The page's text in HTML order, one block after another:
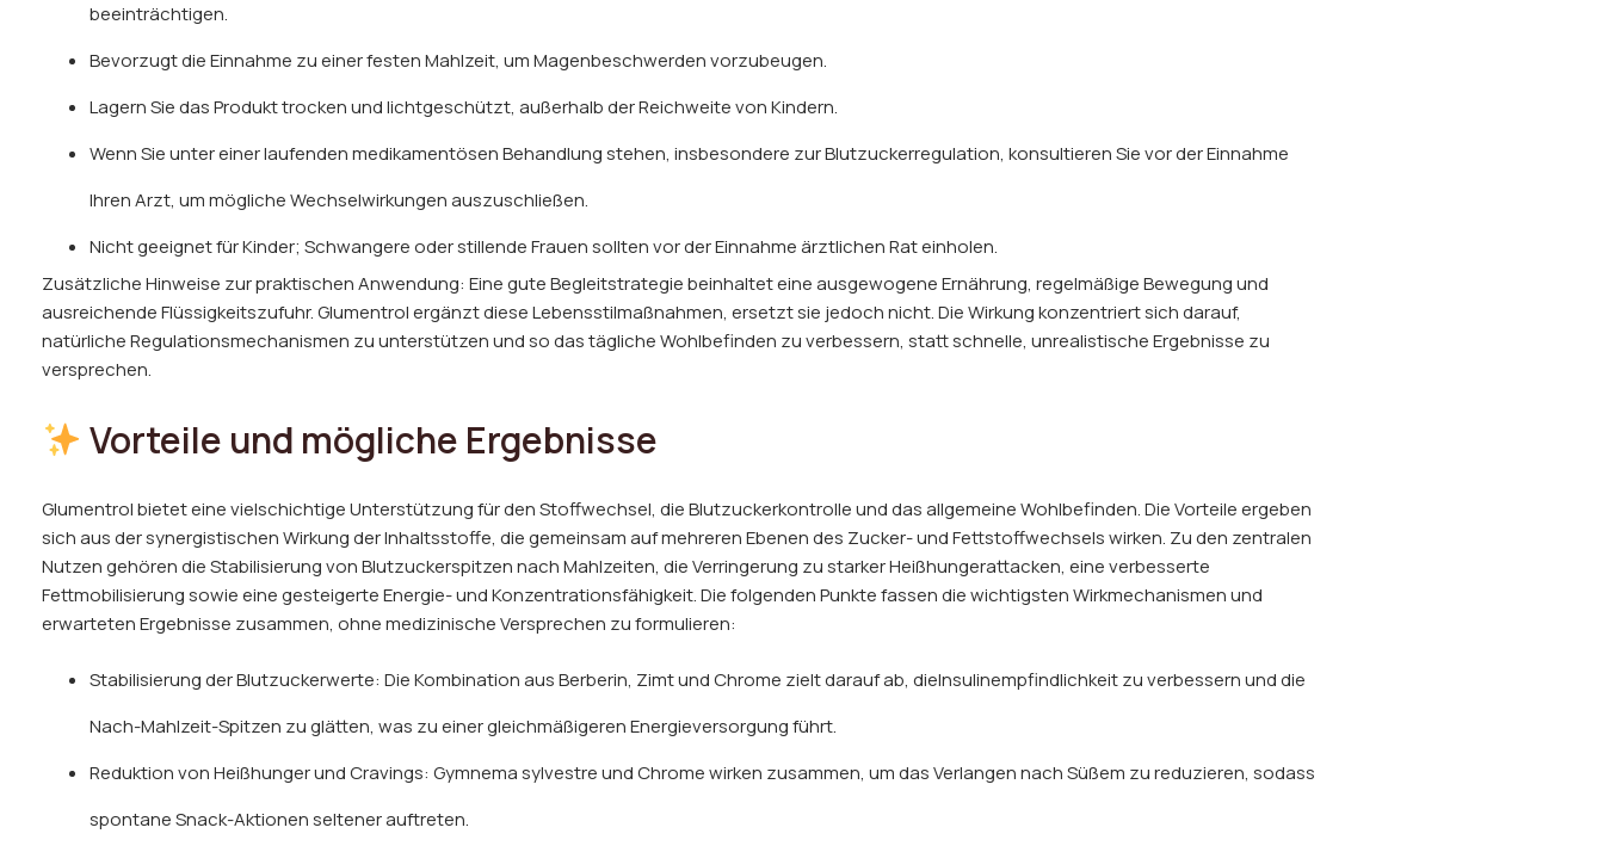
beeinträchtigen.
Bevorzugt die Einnahme zu einer festen Mahlzeit, um Magenbeschwerden vorzubeugen.
Lagern Sie das Produkt trocken und lichtgeschützt, außerhalb der Reichweite von Kindern.
Wenn Sie unter einer laufenden medikamentösen Behandlung stehen, insbesondere zur Blutzuckerregulation, konsultieren Sie vor der Einnahme
Ihren Arzt, um mögliche Wechselwirkungen auszuschließen.
Nicht geeignet für Kinder; Schwangere oder stillende Frauen sollten vor der Einnahme ärztlichen Rat einholen.
Zusätzliche Hinweise zur praktischen Anwendung: Eine gute Begleitstrategie beinhaltet eine ausgewogene Ernährung, regelmäßige Bewegung und
ausreichende Flüssigkeitszufuhr. Glumentrol ergänzt diese Lebensstilmaßnahmen, ersetzt sie jedoch nicht. Die Wirkung konzentriert sich darauf,
natürliche Regulationsmechanismen zu unterstützen und so das tägliche Wohlbefinden zu verbessern, statt schnelle, unrealistische Ergebnisse zu
versprechen.
Vorteile und mögliche Ergebnisse
Glumentrol bietet eine vielschichtige Unterstützung für den Stoffwechsel, die Blutzuckerkontrolle und das allgemeine Wohlbefinden. Die Vorteile ergeben
sich aus der synergistischen Wirkung der Inhaltsstoffe, die gemeinsam auf mehreren Ebenen des Zucker- und Fettstoffwechsels wirken. Zu den zentralen
Nutzen gehören die Stabilisierung von Blutzuckerspitzen nach Mahlzeiten, die Verringerung zu starker Heißhungerattacken, eine verbesserte
Fettmobilisierung sowie eine gesteigerte Energie- und Konzentrationsfähigkeit. Die folgenden Punkte fassen die wichtigsten Wirkmechanismen und
erwarteten Ergebnisse zusammen, ohne medizinische Versprechen zu formulieren:
Stabilisierung der Blutzuckerwerte: Die Kombination aus Berberin, Zimt und Chrome zielt darauf ab, dieInsulinempfindlichkeit zu verbessern und die
Nach-Mahlzeit-Spitzen zu glätten, was zu einer gleichmäßigeren Energieversorgung führt.
Reduktion von Heißhunger und Cravings: Gymnema sylvestre und Chrome wirken zusammen, um das Verlangen nach Süßem zu reduzieren, sodass
spontane Snack-Aktionen seltener auftreten.